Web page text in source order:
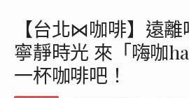
【台北⋈咖啡】遠
寧靜時光 來「嗨咖
一杯咖啡吧！